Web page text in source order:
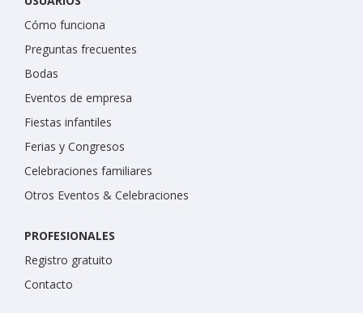
Cómo funciona
Preguntas frecuentes
Bodas
Eventos de empresa
Fiestas infantiles
Ferias y Congresos
Celebraciones familiares
Otros Eventos & Celebraciones
PROFESIONALES
Registro gratuito
Contacto